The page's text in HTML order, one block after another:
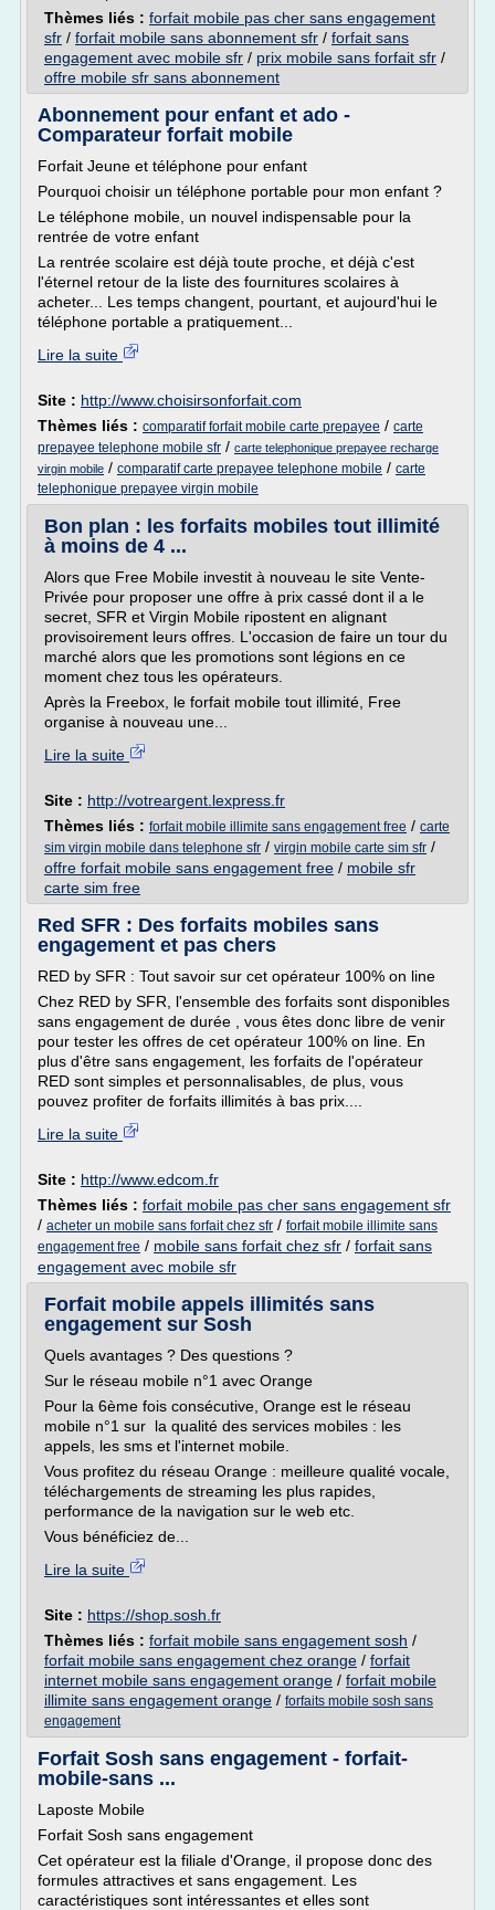
Thèmes liés : forfait mobile pas cher sans engagement
sfr / forfait mobile sans abonnement sfr / forfait sans
engagement avec mobile sfr / prix mobile sans forfait sfr /
offre mobile sfr sans abonnement
Abonnement pour enfant et ado -
Comparateur forfait mobile
Forfait Jeune et téléphone pour enfant
Pourquoi choisir un téléphone portable pour mon enfant ?
Le téléphone mobile, un nouvel indispensable pour la
rentrée de votre enfant
La rentrée scolaire est déjà toute proche, et déjà c'est
l'éternel retour de la liste des fournitures scolaires à
acheter... Les temps changent, pourtant, et aujourd'hui le
téléphone portable a pratiquement...
Lire la suite
Site : http://www.choisirsonforfait.com
Thèmes liés : comparatif forfait mobile carte prepayee / carte
prepayee telephone mobile sfr / carte telephonique prepayee recharge
virgin mobile / comparatif carte prepayee telephone mobile / carte
telephonique prepayee virgin mobile
Bon plan : les forfaits mobiles tout illimité
à moins de 4 ...
Alors que Free Mobile investit à nouveau le site Vente-
Privée pour proposer une offre à prix cassé dont il a le
secret, SFR et Virgin Mobile ripostent en alignant
provisoirement leurs offres. L'occasion de faire un tour du
marché alors que les promotions sont légions en ce
moment chez tous les opérateurs.
Après la Freebox, le forfait mobile tout illimité, Free
organise à nouveau une...
Lire la suite
Site : http://votreargent.lexpress.fr
Thèmes liés : forfait mobile illimite sans engagement free / carte
sim virgin mobile dans telephone sfr / virgin mobile carte sim sfr /
offre forfait mobile sans engagement free / mobile sfr
carte sim free
Red SFR : Des forfaits mobiles sans
engagement et pas chers
RED by SFR : Tout savoir sur cet opérateur 100% on line
Chez RED by SFR, l'ensemble des forfaits sont disponibles
sans engagement de durée , vous êtes donc libre de venir
pour tester les offres de cet opérateur 100% on line. En
plus d'être sans engagement, les forfaits de l'opérateur
RED sont simples et personnalisables, de plus, vous
pouvez profiter de forfaits illimités à bas prix....
Lire la suite
Site : http://www.edcom.fr
Thèmes liés : forfait mobile pas cher sans engagement sfr
/ acheter un mobile sans forfait chez sfr / forfait mobile illimite sans
engagement free / mobile sans forfait chez sfr / forfait sans
engagement avec mobile sfr
Forfait mobile appels illimités sans
engagement sur Sosh
Quels avantages ? Des questions ?
Sur le réseau mobile n°1 avec Orange
Pour la 6ème fois consécutive, Orange est le réseau
mobile n°1 sur la qualité des services mobiles : les
appels, les sms et l'internet mobile.
Vous profitez du réseau Orange : meilleure qualité vocale,
téléchargements de streaming les plus rapides,
performance de la navigation sur le web etc.
Vous bénéficiez de...
Lire la suite
Site : https://shop.sosh.fr
Thèmes liés : forfait mobile sans engagement sosh /
forfait mobile sans engagement chez orange / forfait
internet mobile sans engagement orange / forfait mobile
illimite sans engagement orange / forfaits mobile sosh sans
engagement
Forfait Sosh sans engagement - forfait-
mobile-sans ...
Laposte Mobile
Forfait Sosh sans engagement
Cet opérateur est la filiale d'Orange, il propose donc des
formules attractives et sans engagement. Les
caractéristiques sont intéressantes et elles sont